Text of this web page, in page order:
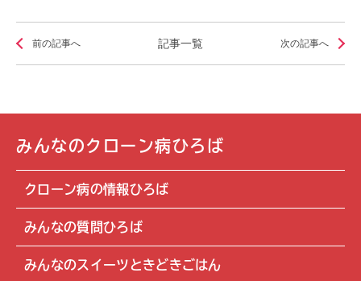
前の記事へ 記事一覧 次の記事へ
みんなのクローン病ひろば
クローン病の情報ひろば
みんなの質問ひろば
みんなのスイーツときどきごはん